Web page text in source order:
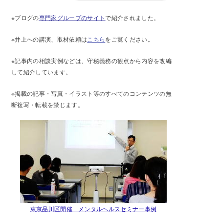
※ブログの専門家グループのサイトで紹介されました。
※井上への講演、取材依頼は こちらをご覧ください。
※記事内の相談実例などは、守秘義務の観点から内容を改編
して紹介しています。
※掲載の記事・写真・イラスト等のすべてのコンテンツの無
断複写・転載を禁じます。
東京品川区開催 メンタルヘルスセミナー事例